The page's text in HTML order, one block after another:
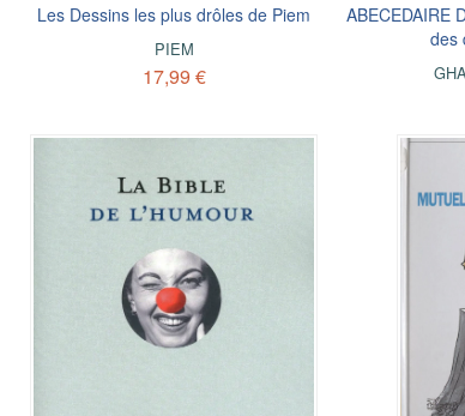
Les Dessins les plus drôles de Piem
PIEM
17,99 €
ABECEDAIRE
des